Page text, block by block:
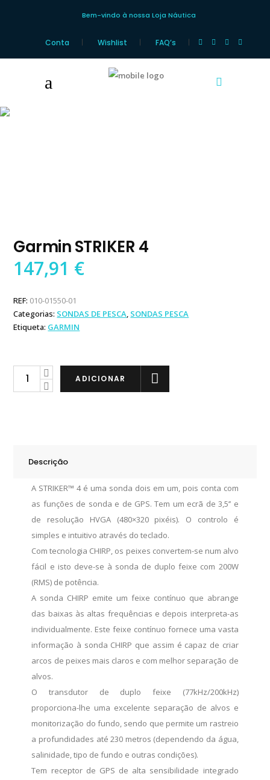
Bem-vindo à nossa Loja Náutica
Conta Wishlist FAQ’s
Garmin STRIKER 4
147,91 €
REF: 010-01550-01
Categorias: SONDAS DE PESCA, SONDAS PESCA
Etiqueta: GARMIN
Garmin
ADICIONAR
Descrição
A STRIKER™ 4 é uma sonda dois em um, pois conta com
as funções de sonda e de GPS. Tem um ecrã de 3,5’’ e
de resolução HVGA (480×320 pixéis). O controlo é
simples e intuitivo através do teclado.
Com tecnologia CHIRP, os peixes convertem-se num alvo
fácil e isto deve-se à sonda de duplo feixe com 200W
(RMS) de potência.
A sonda CHIRP emite um feixe contínuo que abrange
das baixas às altas frequências e depois interpreta-as
individualmente. Este feixe contínuo fornece uma vasta
informação à sonda CHIRP que assim é capaz de criar
arcos de peixes mais claros e com melhor separação de
alvos.
O transdutor de duplo feixe (77kHz/200kHz)
proporciona-lhe uma excelente separação de alvos e
monitorização do fundo, sendo que permite um rastreio
a profundidades até 230 metros (dependendo da água,
salinidade, tipo de fundo e outras condições).
Tem receptor de GPS de alta sensibilidade integrado